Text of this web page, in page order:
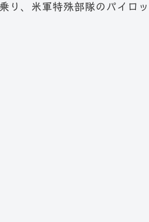
り、米軍特殊部隊のパイロ